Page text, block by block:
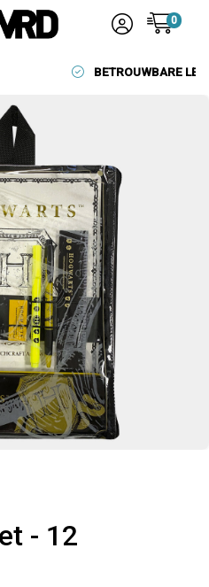
0
LEVERANCIERS
- 12